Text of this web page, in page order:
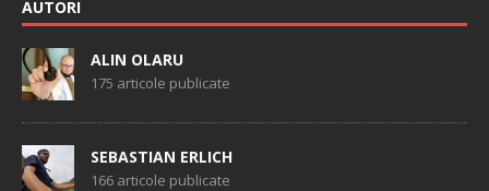
AUTORI
ALIN OLARU
175 articole publicate
SEBASTIAN ERLICH
166 articole publicate